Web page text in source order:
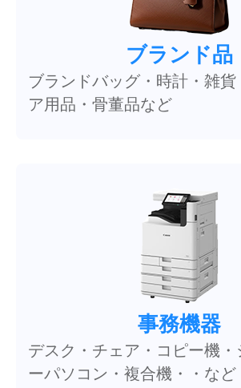
ブランド品
ブランドバッグ・時計・雑貨
ア用品・骨董品など
事務機器
デスク・チェア・コピー機
ーパソコン・複合機・・など